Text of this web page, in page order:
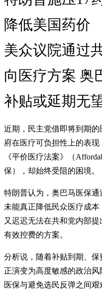
降低美国药价
美众议院通过
向医疗方案 奥
补贴或延期无
近期，民主党借即将到期
府在医疗可负担性上的表
《平价医疗法案》（
保），却始终受阻的困境。
特朗普认为，奥巴马医保通
未能真正降低民众医疗成
又迟迟无法在共和党内部
有效控费的方案。
分析说，随着补贴到期、
正演变为高度敏感的政治
医保与避免选民反弹之间